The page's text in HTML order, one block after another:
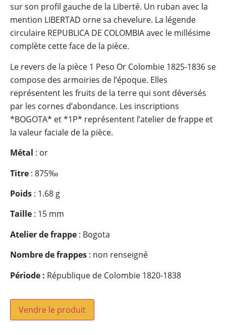
sur son profil gauche de la Liberté. Un ruban avec la
mention LIBERTAD orne sa chevelure. La légende
circulaire REPUBLICA DE COLOMBIA avec le millésime
complète cette face de la pièce.
Le revers de la pièce 1 Peso Or Colombie 1825-1836 se
compose des armoiries de l’époque. Elles
représentent les fruits de la terre qui sont déversés
par les cornes d’abondance. Les inscriptions
*BOGOTA* et *1P* représentent l’atelier de frappe et
la valeur faciale de la pièce.
Métal : or
Titre : 875‰
Poids : 1.68 g
Taille : 15 mm
Atelier de frappe : Bogota
Nombre de frappes : non renseigné
Période : République de Colombie 1820-1838
Vendre le produit